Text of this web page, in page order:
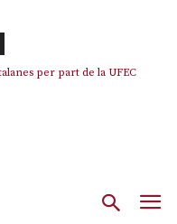
per part de la UFEC